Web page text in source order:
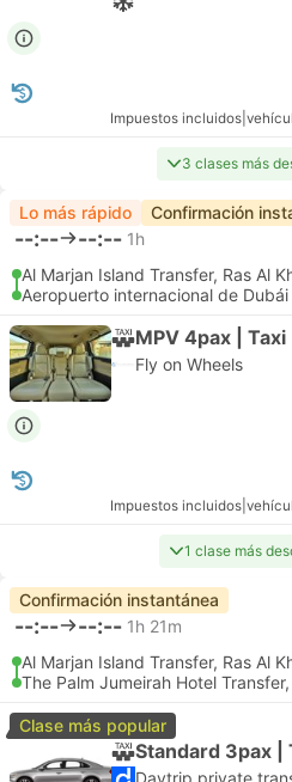
Impuestos incluidos
3 clases más
Lo más rápido Confirmación
--:-- --:-- 1h
Al Marjan Island Transfer, Ras Al
Aeropuerto internacional de Dubái
MPV 4pax | Taxi
Fly on Wheels
Impuestos incluidos
1 clase más
Confirmación instantánea
--:-- --:-- 1h 21m
Al Marjan Island Transfer, Ras Al
The Palm Jumeirah Hotel
Clase más popular
Standard 3pax |